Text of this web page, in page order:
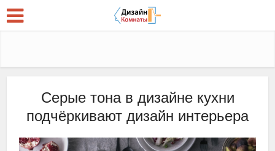
Серые тона в дизайне кухни
подчёркивают дизайн интерьера